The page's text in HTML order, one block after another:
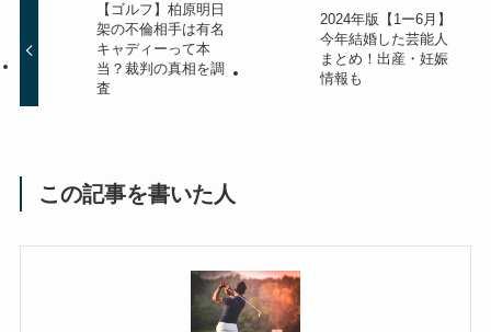
【ゴルフ】柏原明日
架の不倫相手は有名
キャディーって本
当？裁判の真相を調
査
2024年版【1ー6月】
今年結婚した芸能人
まとめ！出産・妊娠
情報も
この記事を書いた人